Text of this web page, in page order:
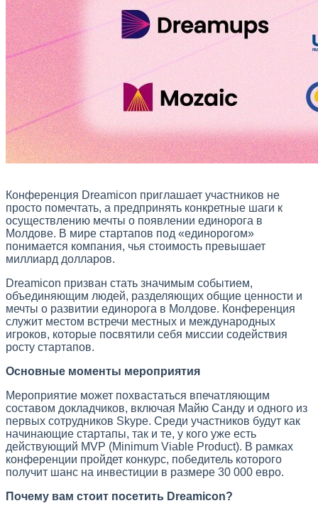
Конференция Dreamicon приглашает участников не
просто помечтать, а предпринять конкретные шаги к
осуществлению мечты о появлении единорога в
Молдове. В мире стартапов под «единорогом»
понимается компания, чья стоимость превышает
миллиард долларов.
Dreamicon призван стать значимым событием,
объединяющим людей, разделяющих общие ценности и
мечты о развитии единорога в Молдове. Конференция
служит местом встречи местных и международных
игроков, которые посвятили себя миссии содействия
росту стартапов.
Основные моменты мероприятия
Мероприятие может похвастаться впечатляющим
составом докладчиков, включая Майю Санду и одного из
первых сотрудников Skype. Среди участников будут как
начинающие стартапы, так и те, у кого уже есть
действующий MVP (Minimum Viable Product). В рамках
конференции пройдет конкурс, победитель которого
получит шанс на инвестиции в размере 30 000 евро.
Почему вам стоит посетить Dreamicon?